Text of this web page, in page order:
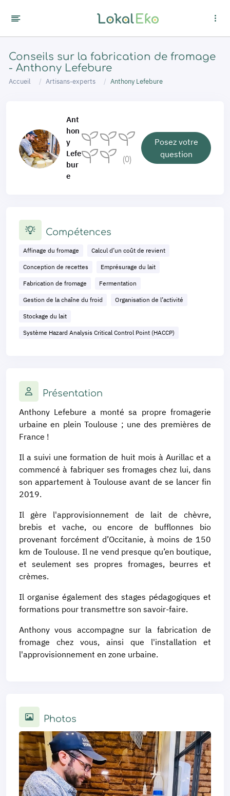
Conseils sur la fabrication de fromage
- Anthony Lefebure
Accueil Artisans-experts Anthony Lefebure
Ant
hon
y
Lefe
bur
e
(0)
Posez votre
question
Compétences
Affinage du fromage Calcul d’un coût de revient
Conception de recettes Emprésurage du lait
Fabrication de fromage Fermentation
Gestion de la chaîne du froid Organisation de l’activité
Stockage du lait
Système Hazard Analysis Critical Control Point (HACCP)
Présentation
Anthony Lefebure a monté sa propre fromagerie
urbaine en plein Toulouse ; une des premières de
France !
Il a suivi une formation de huit mois à Aurillac et a
commencé à fabriquer ses fromages chez lui, dans
son appartement à Toulouse avant de se lancer fin
2019.
Il gère l'approvisionnement de lait de chèvre,
brebis et vache, ou encore de bufflonnes bio
provenant forcément d’Occitanie, à moins de 150
km de Toulouse. Il ne vend presque qu’en boutique,
et seulement ses propres fromages, beurres et
crèmes.
Il organise également des stages pédagogiques et
formations pour transmettre son savoir-faire.
Anthony vous accompagne sur la fabrication de
fromage chez vous, ainsi que l'installation et
l'approvisionnement en zone urbaine.
Photos